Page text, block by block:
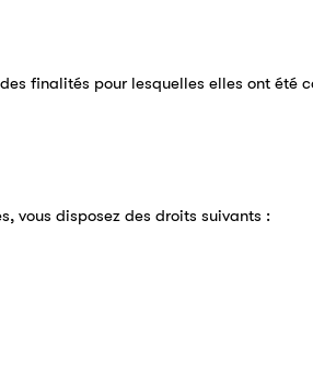
finalités pour lesquelles elles ont été
vous disposez des droits suivants :